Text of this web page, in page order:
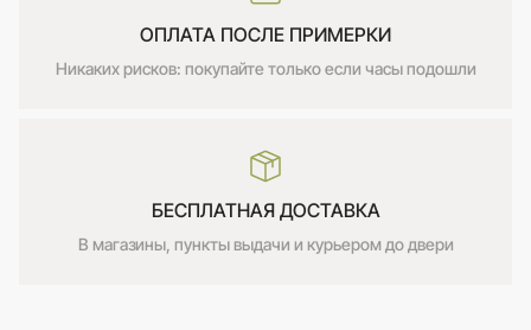
ОПЛАТА ПОСЛЕ ПРИМЕРКИ
Никаких рисков: покупайте только если часы подошли
БЕСПЛАТНАЯ ДОСТАВКА
В магазины, пункты выдачи и курьером до двери